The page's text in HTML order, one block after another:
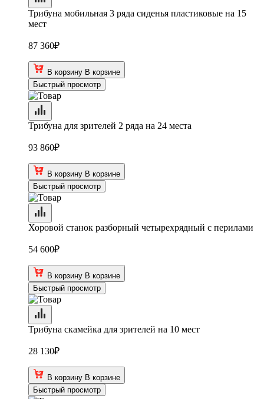
Трибуна мобильная 3 ряда сиденья пластиковые на 15
мест
87 360₽
В корзину В корзине
Быстрый просмотр
Трибуна для зрителей 2 ряда на 24 места
93 860₽
В корзину В корзине
Быстрый просмотр
Хоровой станок разборный четырехрядный с перилами
54 600₽
В корзину В корзине
Быстрый просмотр
Трибуна скамейка для зрителей на 10 мест
28 130₽
В корзину В корзине
Быстрый просмотр